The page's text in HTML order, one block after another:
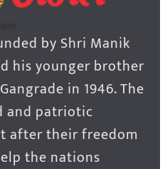
by Shri Manik
his younger brother
in 1946. The
and patriotic
after their freedom
the nations